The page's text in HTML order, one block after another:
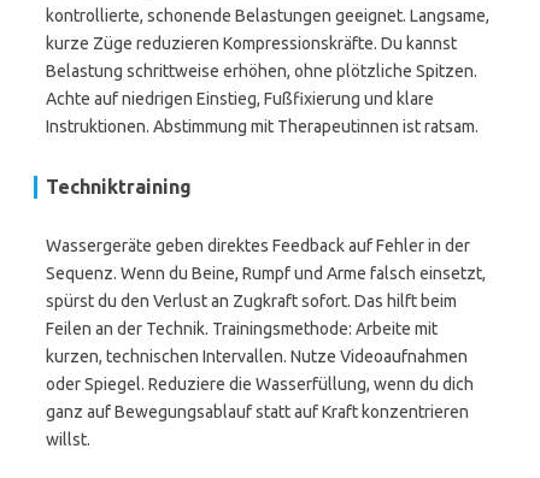
kontrollierte, schonende Belastungen geeignet. Langsame,
kurze Züge reduzieren Kompressionskräfte. Du kannst
Belastung schrittweise erhöhen, ohne plötzliche Spitzen.
Achte auf niedrigen Einstieg, Fußfixierung und klare
Instruktionen. Abstimmung mit Therapeutinnen ist ratsam.
Techniktraining
Wassergeräte geben direktes Feedback auf Fehler in der
Sequenz. Wenn du Beine, Rumpf und Arme falsch einsetzt,
spürst du den Verlust an Zugkraft sofort. Das hilft beim
Feilen an der Technik. Trainingsmethode: Arbeite mit
kurzen, technischen Intervallen. Nutze Videoaufnahmen
oder Spiegel. Reduziere die Wasserfüllung, wenn du dich
ganz auf Bewegungsablauf statt auf Kraft konzentrieren
willst.